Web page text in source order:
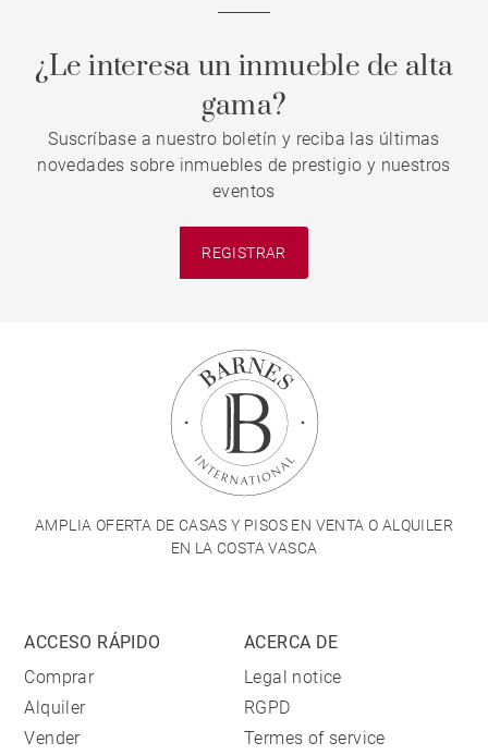
¿Le interesa un inmueble de alta
gama?
Suscríbase a nuestro boletín y reciba las últimas
novedades sobre inmuebles de prestigio y nuestros
eventos
REGISTRAR
AMPLIA OFERTA DE CASAS Y PISOS EN VENTA O ALQUILER
EN LA COSTA VASCA
ACCESO RÁPIDO
Comprar
Alquiler
Vender
ACERCA DE
Legal notice
RGPD
Termes of service